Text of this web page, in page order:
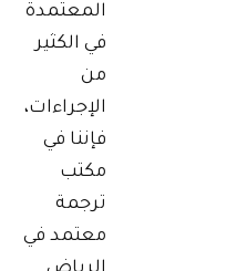
المعتمدة
في الكثير
من
الإجراءات،
فإننا في
مكتب
ترجمة
معتمد في